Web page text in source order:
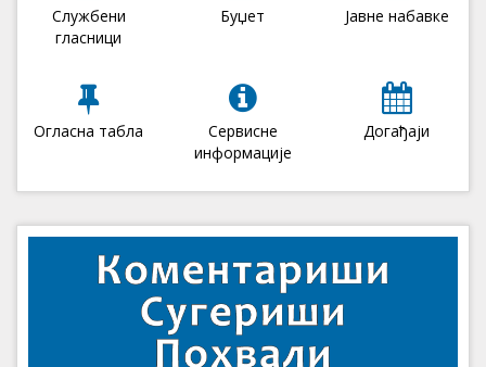
Службени
гласници
Буџет Јавне набавке
Огласна табла
Сервисне
информације
Догађаји